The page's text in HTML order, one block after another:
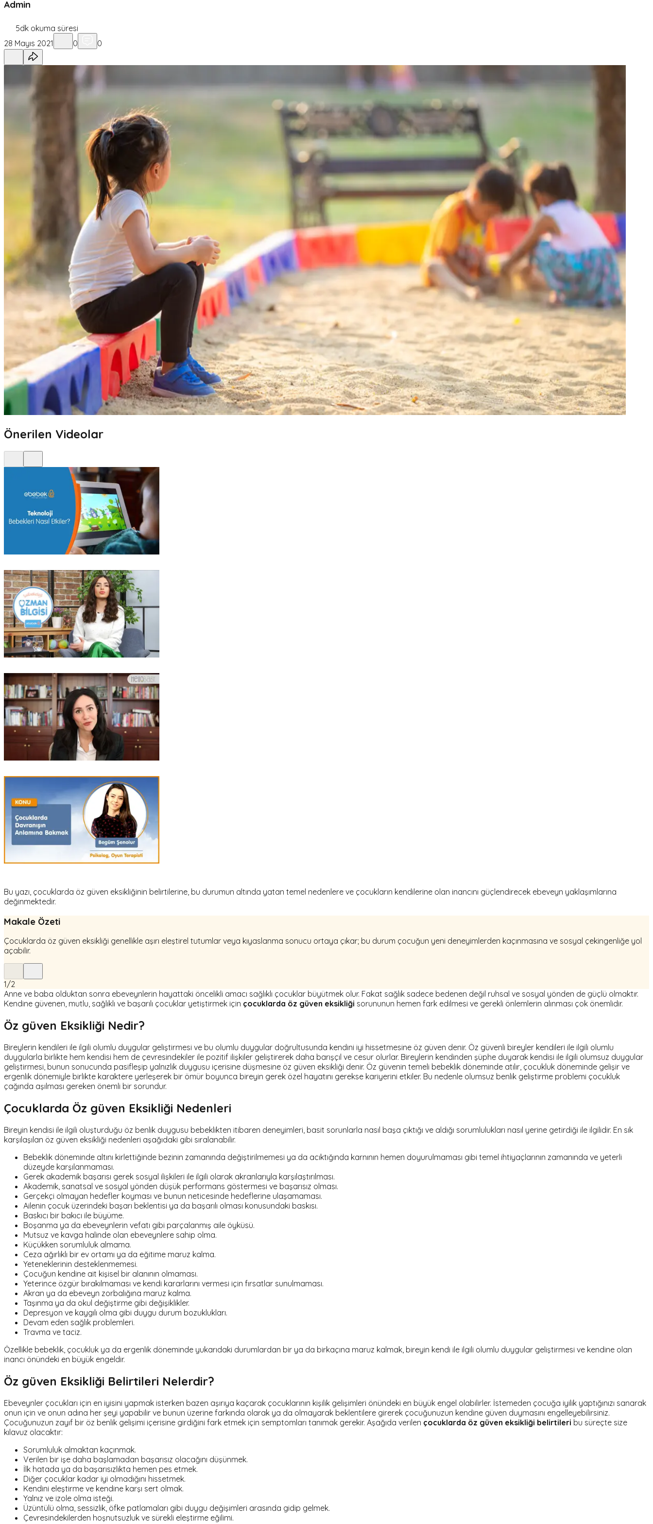
Admin
5dk okuma süresi
28 Mayıs 2021
0 0
Önerilen Videolar
Bu yazı, çocuklarda öz güven eksikliğinin belirtilerine, bu durumun altında yatan temel nedenlere ve çocukların kendilerine olan inancını güçlendirecek ebeveyn yaklaşımlarına
değinmektedir.
Makale Özeti
Çocuklarda öz güven eksikliği genellikle aşırı eleştirel tutumlar veya kıyaslanma sonucu ortaya çıkar; bu durum çocuğun yeni deneyimlerden kaçınmasına ve sosyal çekingenliğe yol
açabilir.
1/2
Anne ve baba olduktan sonra ebeveynlerin hayattaki öncelikli amacı sağlıklı çocuklar büyütmek olur. Fakat sağlık sadece bedenen değil ruhsal ve sosyal yönden de güçlü olmaktır.
Kendine güvenen, mutlu, sağlıklı ve başarılı çocuklar yetiştirmek için çocuklarda öz güven eksikliği sorununun hemen fark edilmesi ve gerekli önlemlerin alınması çok önemlidir.
Öz güven Eksikliği Nedir?
Bireylerin kendileri ile ilgili olumlu duygular geliştirmesi ve bu olumlu duygular doğrultusunda kendini iyi hissetmesine öz güven denir. Öz güvenli bireyler kendileri ile ilgili olumlu
duygularla birlikte hem kendisi hem de çevresindekiler ile pozitif ilişkiler geliştirerek daha barışçıl ve cesur olurlar. Bireylerin kendinden şüphe duyarak kendisi ile ilgili olumsuz duygular
geliştirmesi, bunun sonucunda pasifleşip yalnızlık duygusu içerisine düşmesine öz güven eksikliği denir. Öz güvenin temeli bebeklik döneminde atılır, çocukluk döneminde gelişir ve
ergenlik dönemiyle birlikte karaktere yerleşerek bir ömür boyunca bireyin gerek özel hayatını gerekse kariyerini etkiler. Bu nedenle olumsuz benlik geliştirme problemi çocukluk
çağında aşılması gereken önemli bir sorundur.
Çocuklarda Öz güven Eksikliği Nedenleri
Bireyin kendisi ile ilgili oluşturduğu öz benlik duygusu bebeklikten itibaren deneyimleri, basit sorunlarla nasıl başa çıktığı ve aldığı sorumlulukları nasıl yerine getirdiği ile ilgilidir. En sık
karşılaşılan öz güven eksikliği nedenleri aşağıdaki gibi sıralanabilir.
Bebeklik döneminde altını kirlettiğinde bezinin zamanında değiştirilmemesi ya da acıktığında karnının hemen doyurulmaması gibi temel ihtiyaçlarının zamanında ve yeterli
düzeyde karşılanmaması.
Gerek akademik başarısı gerek sosyal ilişkileri ile ilgili olarak akranlarıyla karşılaştırılması.
Akademik, sanatsal ve sosyal yönden düşük performans göstermesi ve başarısız olması.
Gerçekçi olmayan hedefler koyması ve bunun neticesinde hedeflerine ulaşamaması.
Ailenin çocuk üzerindeki başarı beklentisi ya da başarılı olması konusundaki baskısı.
Baskıcı bir bakıcı ile büyüme.
Boşanma ya da ebeveynlerin vefatı gibi parçalanmış aile öyküsü.
Mutsuz ve kavga halinde olan ebeveynlere sahip olma.
Küçükken sorumluluk almama.
Ceza ağırlıklı bir ev ortamı ya da eğitime maruz kalma.
Yeteneklerinin desteklenmemesi.
Çocuğun kendine ait kişisel bir alanının olmaması.
Yeterince özgür bırakılmaması ve kendi kararlarını vermesi için fırsatlar sunulmaması.
Akran ya da ebeveyn zorbalığına maruz kalma.
Taşınma ya da okul değiştirme gibi değişiklikler.
Depresyon ve kaygılı olma gibi duygu durum bozuklukları.
Devam eden sağlık problemleri.
Travma ve taciz.
Özellikle bebeklik, çocukluk ya da ergenlik döneminde yukarıdaki durumlardan bir ya da birkaçına maruz kalmak, bireyin kendi ile ilgili olumlu duygular geliştirmesi ve kendine olan
inancı önündeki en büyük engeldir.
Öz güven Eksikliği Belirtileri Nelerdir?
Ebeveynler çocukları için en iyisini yapmak isterken bazen aşırıya kaçarak çocuklarının kişilik gelişimleri önündeki en büyük engel olabilirler. İstemeden çocuğa iyilik yaptığınızı sanarak
onun için ve onun adına her şeyi yapabilir ve bunun üzerine farkında olarak ya da olmayarak beklentilere girerek çocuğunuzun kendine güven duymasını engelleyebilirsiniz.
Çocuğunuzun zayıf bir öz benlik gelişimi içerisine girdiğini fark etmek için semptomları tanımak gerekir. Aşağıda verilen çocuklarda öz güven eksikliği belirtileri bu süreçte size
kılavuz olacaktır:
Sorumluluk almaktan kaçınmak.
Verilen bir işe daha başlamadan başarısız olacağını düşünmek.
İlk hatada ya da başarısızlıkta hemen pes etmek.
Diğer çocuklar kadar iyi olmadığını hissetmek.
Kendini eleştirme ve kendine karşı sert olmak.
Yalnız ve izole olma isteği.
Üzüntülü olma, sessizlik, öfke patlamaları gibi duygu değişimleri arasında gidip gelmek.
Çevresindekilerden hoşnutsuzluk ve sürekli eleştirme eğilimi.